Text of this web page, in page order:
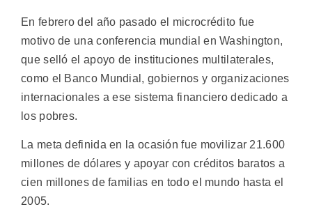
En febrero del año pasado el microcrédito fue
motivo de una conferencia mundial en Washington,
que selló el apoyo de instituciones multilaterales,
como el Banco Mundial, gobiernos y organizaciones
internacionales a ese sistema financiero dedicado a
los pobres.
La meta definida en la ocasión fue movilizar 21.600
millones de dólares y apoyar con créditos baratos a
cien millones de familias en todo el mundo hasta el
2005.